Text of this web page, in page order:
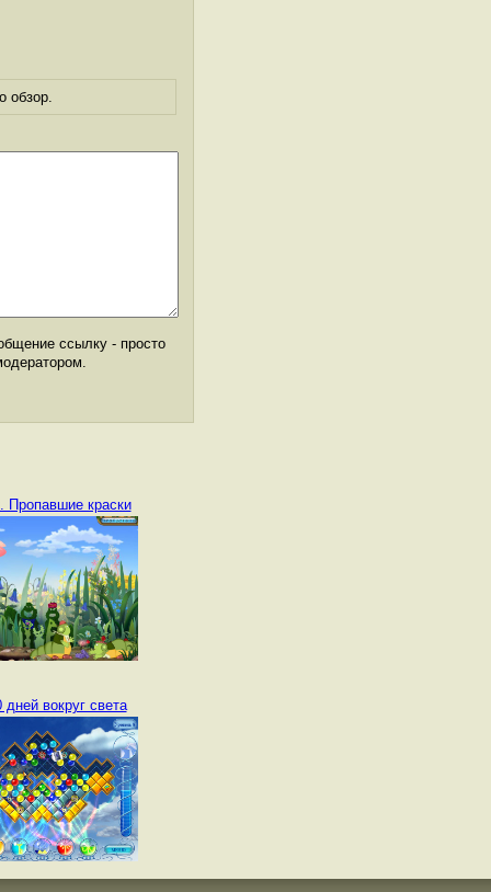
обзор.
ссылку - просто
Пропавшие краски
дней вокруг света